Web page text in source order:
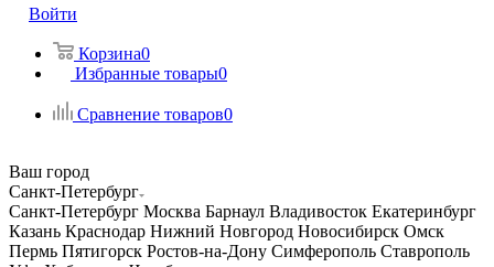
Войти
Корзина0
Избранные товары0
Сравнение товаров0
Ваш город
Санкт-Петербург
Санкт-Петербург Москва Барнаул Владивосток Екатеринбург
Казань Краснодар Нижний Новгород Новосибирск Омск
Пермь Пятигорск Ростов-на-Дону Симферополь Ставрополь